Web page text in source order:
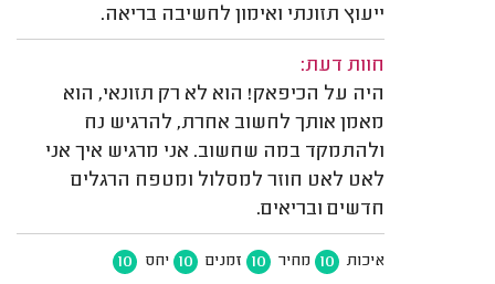
ייעוץ תזונתי ואימון לחשיבה בריאה.
חוות דעת:
היה על הכיפאק! הוא לא רק תזונאי, הוא
מאמן אותך לחשוב אחרת, להרגיש נח
ולהתמקד במה שחשוב. אני מרגיש איך אני
לאט לאט חוזר למסלול ומטפח הרגלים
חדשים ובריאים.
איכות 10 מחיר 10 זמנים 10 יחס 10